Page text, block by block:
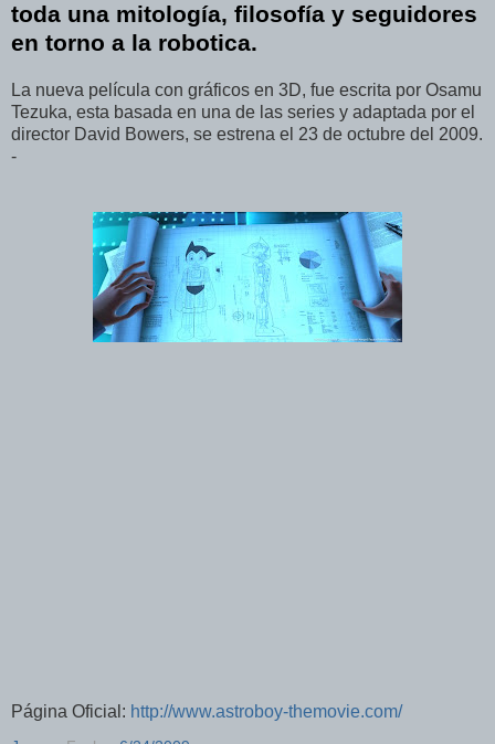
toda una mitología, filosofía y seguidores
en torno a la robotica.
La nueva película con gráficos en 3D, fue escrita por Osamu
Tezuka, esta basada en una de las series y adaptada por el
director David Bowers, se estrena el 23 de octubre del 2009.
-
Página Oficial: http://www.astroboy-themovie.com/